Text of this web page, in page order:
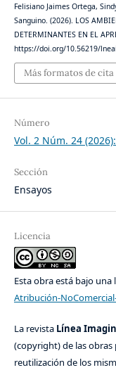
Felisiano Jaimes Ortega,
Sanguino. (2026). LOS
DETERMINANTES EN EL
https://doi.org/10.56219/
Más formatos de cita
Número
Vol. 2 Núm. 24
Sección
Ensayos
Licencia
Esta obra está bajo
Atribución-
La revista Línea
(copyright) de las
reutilización de los